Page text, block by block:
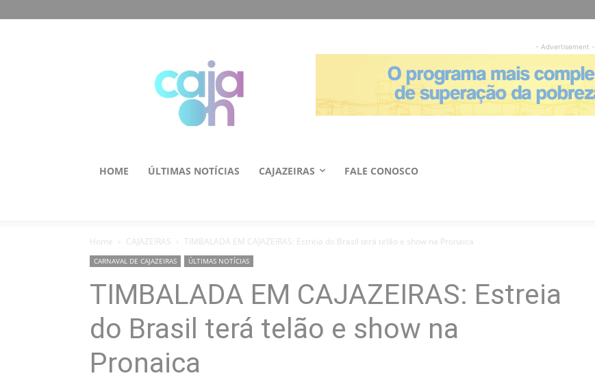
- Advertisement -
HOME ÚLTIMAS NOTÍCIAS CAJAZEIRAS FALE CONOSCO
Home CAJAZEIRAS TIMBALADA EM CAJAZEIRAS: Estreia do Brasil terá telão e show na Pronaica
CARNAVAL DE CAJAZEIRAS ÚLTIMAS NOTÍCIAS
TIMBALADA EM CAJAZEIRAS: Estreia
do Brasil terá telão e show na
Pronaica